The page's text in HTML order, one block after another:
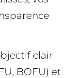
clair
BOFU) et